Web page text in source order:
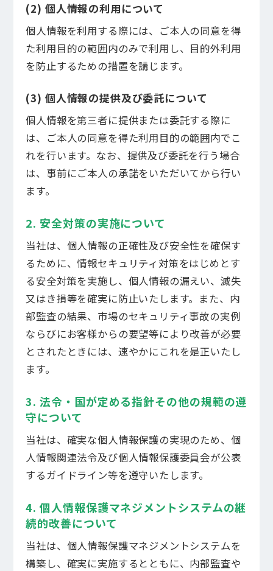
マンションにお住まいの方
居住者マイページ
「N-WEBサービス」
暮らしのコンシェルジュ
「N-Life＋」
お問い合わせ
管理会社をお探しの方
(2) 個人情報の利用について
個人情報を利用する際には、ご本人の同意を得
た利用目的の範囲内のみで利用し、目的外利用
を防止するための措置を講じます。
(3) 個人情報の提供及び委託について
個人情報を第三者に提供または委託する際に
は、ご本人の同意を得た利用目的の範囲内でこ
れを行います。なお、提供及び委託を行う場合
は、事前にご本人の承諾をいただいてから行い
ます。
2. 安全対策の実施について
当社は、個人情報の正確性及び安全性を確保す
るために、情報セキュリティ対策をはじめとす
る安全対策を実施し、個人情報の漏えい、滅失
又はき損等を確実に防止いたします。また、内
部監査の結果、市場のセキュリティ事故の実例
ならびにお客様からの要望等により改善が必要
とされたときには、速やかにこれを是正いたし
ます。
3. 法令・国が定める指針その他の規範の遵
守について
当社は、確実な個人情報保護の実現のため、個
人情報関連法令及び個人情報保護委員会が公表
するガイドライン等を遵守いたします。
4. 個人情報保護マネジメントシステムの継
続的改善について
当社は、個人情報保護マネジメントシステムを
構築し、確実に実施するとともに、内部監査や